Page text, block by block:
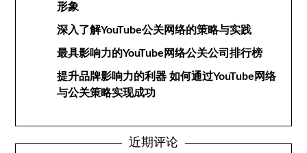
形象
深入了解YouTube公关网络的策略与实践
最具影响力的YouTube网络公关公司排行榜
提升品牌影响力的利器 如何通过YouTube网络
与公关策略实现成功
近期评论